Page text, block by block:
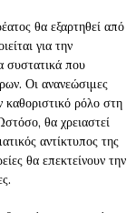
θα εξαρτηθεί από
για την
συστατικά που
Οι ανανεώσιμες
καθοριστικό ρόλο στη
θα χρειαστεί
αντίκτυπος της
θα επεκτείνουν την